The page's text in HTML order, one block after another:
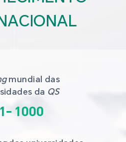
mundial das
da QS
- 1000